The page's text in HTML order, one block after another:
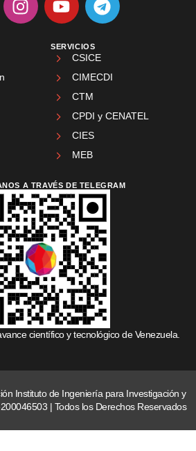
SERVICIOS
CSICE
CIMECDI
CTM
CPDI y CENATEL
CIES
MEB
A TRAVÉS DE TELEGRAM
científico y tecnológico de Venezuela.
Instituto de Ingeniería para Investigación y
| Todos los Derechos Reservados